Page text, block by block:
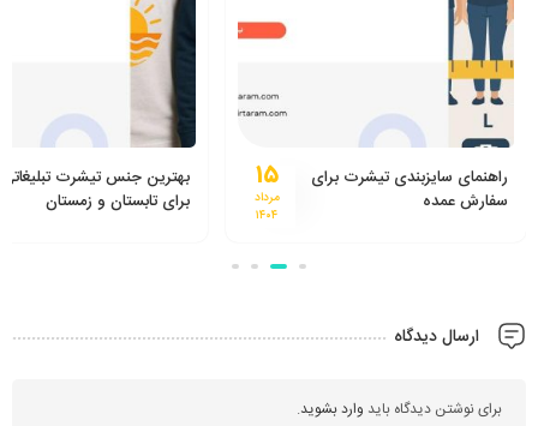
۱۵
مرداد
۱۴۰۴
راهنمای سایزبندی تیشرت برای
سفارش عمده
بهترین جنس تیشرت تبلیغاتی
برای تابستان و زمستان
ارسال دیدگاه
برای نوشتن دیدگاه باید وارد بشوید.